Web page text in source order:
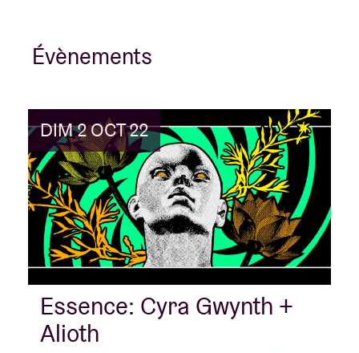
Évènements
DIM 2 OCT 22
Essence: Cyra Gwynth +
Alioth